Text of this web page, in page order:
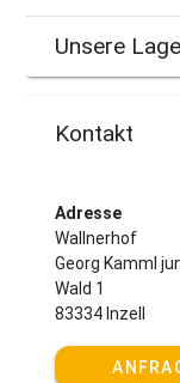
Unsere Lage
Kontakt
Adresse
Wallnerhof
Georg Kamml
Wald 1
83334 Inzell